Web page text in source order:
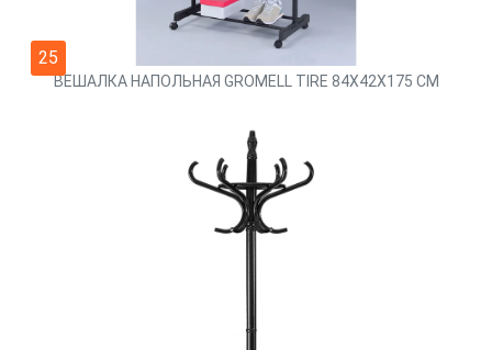
25
ВЕШАЛКА НАПОЛЬНАЯ GROMELL TIRE 84Х42Х175 СМ